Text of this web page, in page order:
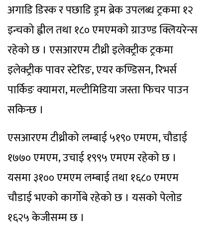
अगाडि डिस्क र पछाडि ड्रम ब्रेक उपलब्ध ट्रकमा १२
इन्चको ह्वील तथा १८० एमएमको ग्राउण्ड क्लियरेन्स
रहेको छ । एसआरएम टीथ्री इलेक्ट्रीक ट्रकमा
इलेक्ट्रीक पावर स्टेरिङ, एयर कण्डिसन, रिभर्स
पार्किङ क्यामरा, मल्टीमिडिया जस्ता फिचर पाउन
सकिन्छ ।
एसआरएम टीथ्रीको लम्बाई ५१९० एमएम, चौडाई
१७७० एमएम, उचाई १९९५ एमएम रहेको छ ।
यसमा ३१०० एमएम लम्बाई तथा १६८० एमएम
चौडाई भएको कार्गोबे रहेको छ । यसको पेलोड
१६२५ केजीसम्म छ ।